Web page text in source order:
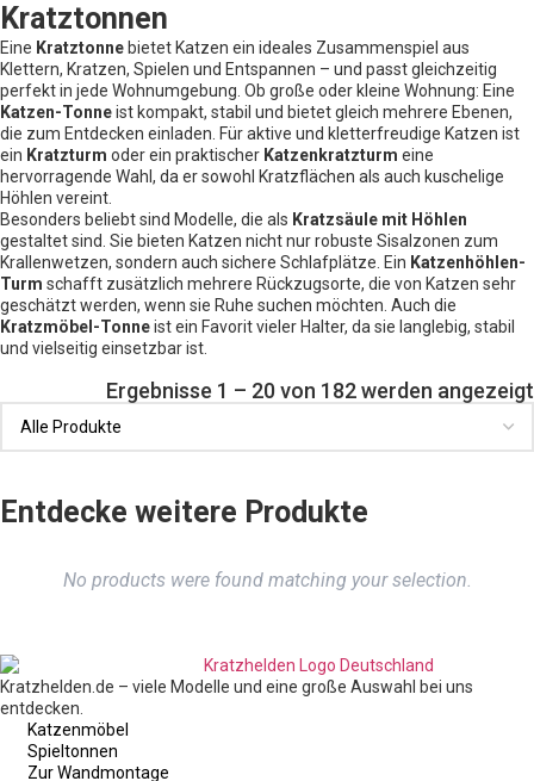
Kratztonnen
Eine Kratztonne bietet Katzen ein ideales Zusammenspiel aus
Klettern, Kratzen, Spielen und Entspannen – und passt gleichzeitig
perfekt in jede Wohnumgebung. Ob große oder kleine Wohnung: Eine
Katzen-Tonneist kompakt, stabil und bietet gleich mehrere Ebenen,
die zum Entdecken einladen. Für aktive und kletterfreudige Katzen ist
ein Kratzturm oder ein praktischer Katzenkratzturm eine
hervorragende Wahl, da er sowohl Kratzflächen als auch kuschelige
Höhlen vereint.
Besonders beliebt sind Modelle, die als Kratzsäule mit Höhlen
gestaltet sind. Sie bieten Katzen nicht nur robuste Sisalzonen zum
Krallenwetzen, sondern auch sichere Schlafplätze. Ein Katzenhöhlen-
Turm schafft zusätzlich mehrere Rückzugsorte, die von Katzen sehr
geschätzt werden, wenn sie Ruhe suchen möchten. Auch die
Kratzmöbel-Tonneist ein Favorit vieler Halter, da sie langlebig, stabil
und vielseitig einsetzbar ist.
Ergebnisse 1 – 20 von 182 werden angezeigt
Entdecke weitere Produkte
No products were found matching your selection.
Kratzhelden.de – viele Modelle und eine große Auswahl bei uns
entdecken.
Katzenmöbel
Spieltonnen
Zur Wandmontage